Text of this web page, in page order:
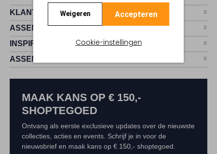
Weigeren Accepteren
Cookie-instellingen
KLANTENSERVICE
ASSEMVIP
INSPIRATIE
ASSEM
MAAK KANS OP € 150,-
SHOPTEGOED
Ontvang als eerste exclusieve updates over de nieuwste
collecties, acties en events. Schrijf je in voor de
nieuwsbrief en maak kans op € 150,- shoptegoed.